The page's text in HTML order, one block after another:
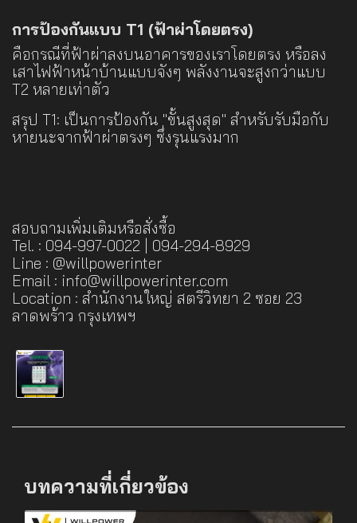
การป้องกันแบบ T1 (ฟ้าผ่าโดยตรง)
คือกรณีที่ฟ้าผ่าลงบนอาคารของเราโดยตรง หรือลง
เสาไฟฟ้าหน้าบ้านแบบจังๆ พลังงานจะสูงกว่าแบบ
T2 หลายเท่าตัว
สรุป T1: เป็นการป้องกัน "ขั้นสูงสุด" สำหรับรับมือกับ
หายนะจากฟ้าผ่าตรงๆ ซึ่งรุนแรงมาก
สอบถามเพิ่มเติมหรือสั่งซื้อ
Tel. : 094-997-0022 | 094-294-8929
Line : @willpowerinter
Email : info@willpowerinter.com
Location : สำนักงานใหญ่ สตรีวิทยา 2 ซอย 23
ลาดพร้าว กรุงเทพฯ
บทความที่เกี่ยวข้อง